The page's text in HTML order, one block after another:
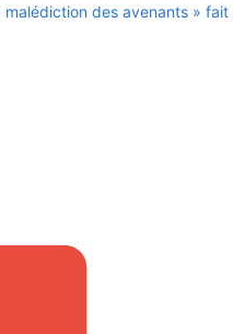
malédiction des avenants » fait